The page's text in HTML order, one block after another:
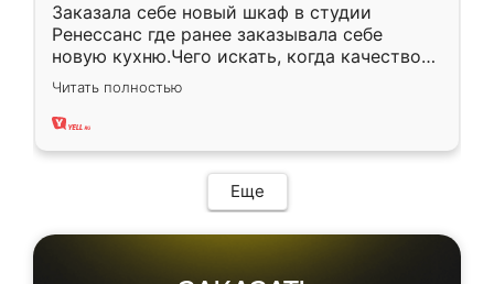
Заказала себе новый шкаф в студии
Ренессанс где ранее заказывала себе
новую кухню.Чего искать, когда качеством
вполне довольна. Служит кухня уже почти
два года, нареканий нет.
Читать полностью
Еще